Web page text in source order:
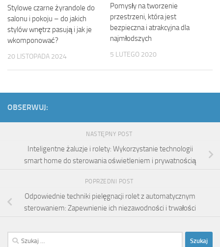
Stylowe czarne żyrandole do
salonu i pokoju – do jakich
stylów wnętrz pasują i jak je
wkomponować?
20 LISTOPADA 2024
Pomysły na tworzenie
przestrzeni, która jest
bezpieczna i atrakcyjna dla
najmłodszych
5 LUTEGO 2020
OBSERWUJ:
NASTĘPNY POST
Inteligentne żaluzje i rolety: Wykorzystanie technologii
smart home do sterowania oświetleniem i prywatnością
POPRZEDNI POST
Odpowiednie techniki pielęgnacji rolet z automatycznym
sterowaniem: Zapewnienie ich niezawodności i trwałości
Szukaj: